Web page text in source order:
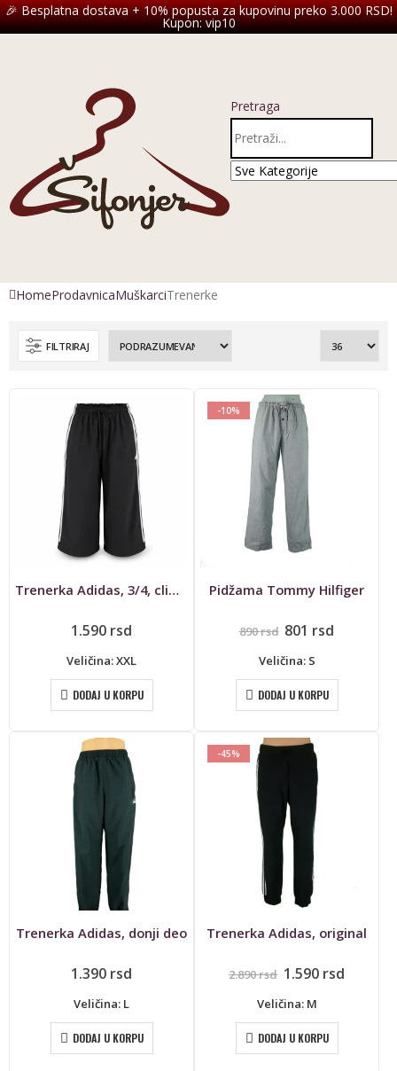
🎉 Besplatna dostava + 10% popusta za kupovinu preko 3.000 RSD!
Kupon: vip10
Pretraga
HomeProdavnicaMuškarciTrenerke
FILTRIRAJ
Trenerka Adidas, 3/4, clima365
1.590 rsd
Veličina: XXL
DODAJ U KORPU
-10%
Pidžama Tommy Hilfiger
890rsd Originalna
je
890 rsd.
801 rsd
Veličina: S
DODAJ U KORPU
Trenerka Adidas, donji deo
1.390 rsd
Veličina: L
DODAJ U KORPU
-45%
Trenerka Adidas, original
2.890rsd Originalna
je
2.890 rsd.
1.590 rsd
Veličina: M
DODAJ U KORPU